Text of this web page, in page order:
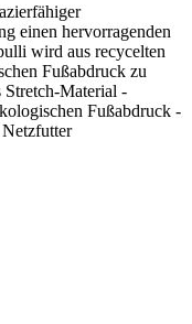
einen hervorragenden
wird aus recycelten
Fußabdruck zu
Stretch-Material -
Fußabdruck -